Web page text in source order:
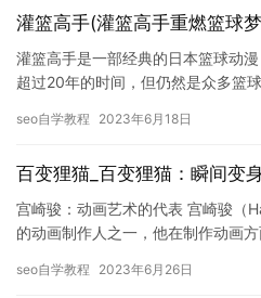
灌篮高手(灌篮高手重燃篮球
灌篮高手是一部经典的日本篮球动
超过20年的时间，但仍然是众多篮
球明…
seo自学教程 2023年6月18日
百变狸猫_百变狸猫：瞬间变
宫崎骏：动画艺术的代表 宫崎骏（
的动画制作人之一，他在制作动画
seo自学教程 2023年6月26日